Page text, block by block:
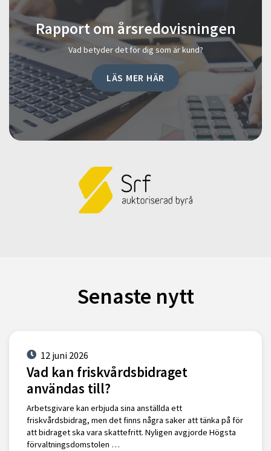
Rapport om årsredovisningen
Vad betyder det för dig som är kund?
LÄS MER HÄR
Senaste nytt
12 juni 2026
Vad kan friskvårdsbidraget
användas till?
Arbetsgivare kan erbjuda sina anställda ett
friskvårdsbidrag, men det finns några saker att tänka på för
att bidraget ska vara skattefritt. Nyligen avgjorde Högsta
förvaltningsdomstolen …